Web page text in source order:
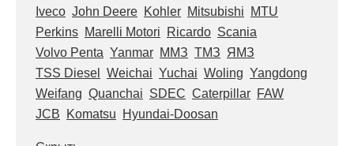
Iveco John Deere Kohler Mitsubishi
MTU
Perkins Marelli Motori Ricardo Scania
Volvo Penta Yanmar ММЗ ТМЗ ЯМЗ
TSS Diesel
Weichai Yuchai Woling Yangdong
Weifang Quanchai SDEC Caterpillar FAW
JCB
Komatsu Hyundai-Doosan